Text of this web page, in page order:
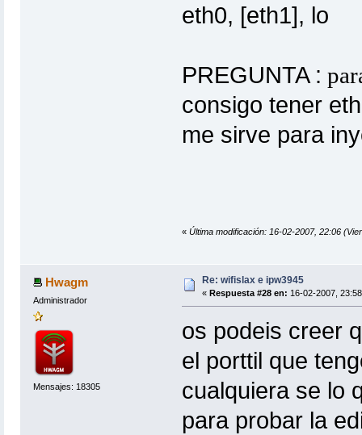
eth0, [eth1], lo
PREGUNTA :
consigo tener
me sirve para
« Última modificación: 16-02-2007, 22:06
Hwagm
Administrador
Mensajes: 18305
Re: wifislax e ipw3945
« Respuesta #28 en: 16-02-2007,
os podeis creer
el porttil que
cualquiera se lo
para probar la